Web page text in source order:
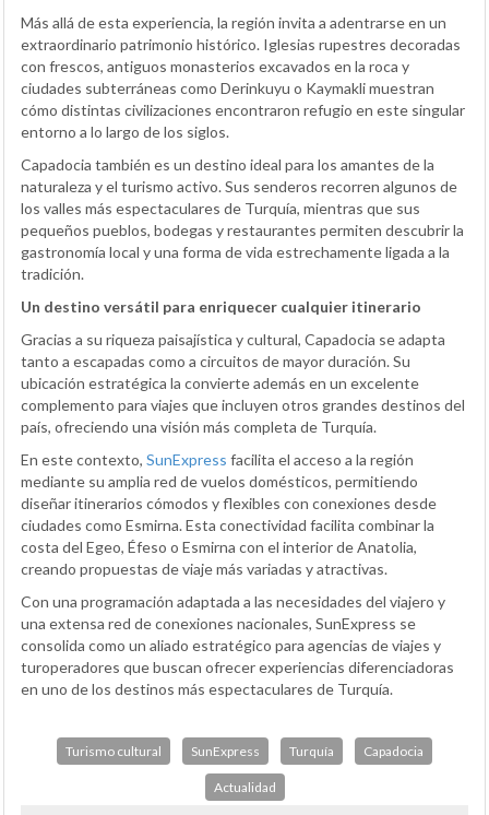
Más allá de esta experiencia, la región invita a adentrarse en un
extraordinario patrimonio histórico. Iglesias rupestres decoradas
con frescos, antiguos monasterios excavados en la roca y
ciudades subterráneas como Derinkuyu o Kaymakli muestran
cómo distintas civilizaciones encontraron refugio en este singular
entorno a lo largo de los siglos.
Capadocia también es un destino ideal para los amantes de la
naturaleza y el turismo activo. Sus senderos recorren algunos de
los valles más espectaculares de Turquía, mientras que sus
pequeños pueblos, bodegas y restaurantes permiten descubrir la
gastronomía local y una forma de vida estrechamente ligada a la
tradición.
Un destino versátil para enriquecer cualquier itinerario
Gracias a su riqueza paisajística y cultural, Capadocia se adapta
tanto a escapadas como a circuitos de mayor duración. Su
ubicación estratégica la convierte además en un excelente
complemento para viajes que incluyen otros grandes destinos del
país, ofreciendo una visión más completa de Turquía.
En este contexto, SunExpress facilita el acceso a la región
mediante su amplia red de vuelos domésticos, permitiendo
diseñar itinerarios cómodos y flexibles con conexiones desde
ciudades como Esmirna. Esta conectividad facilita combinar la
costa del Egeo, Éfeso o Esmirna con el interior de Anatolia,
creando propuestas de viaje más variadas y atractivas.
Con una programación adaptada a las necesidades del viajero y
una extensa red de conexiones nacionales, SunExpress se
consolida como un aliado estratégico para agencias de viajes y
turoperadores que buscan ofrecer experiencias diferenciadoras
en uno de los destinos más espectaculares de Turquía.
Turismo cultural SunExpress Turquía Capadocia
Actualidad